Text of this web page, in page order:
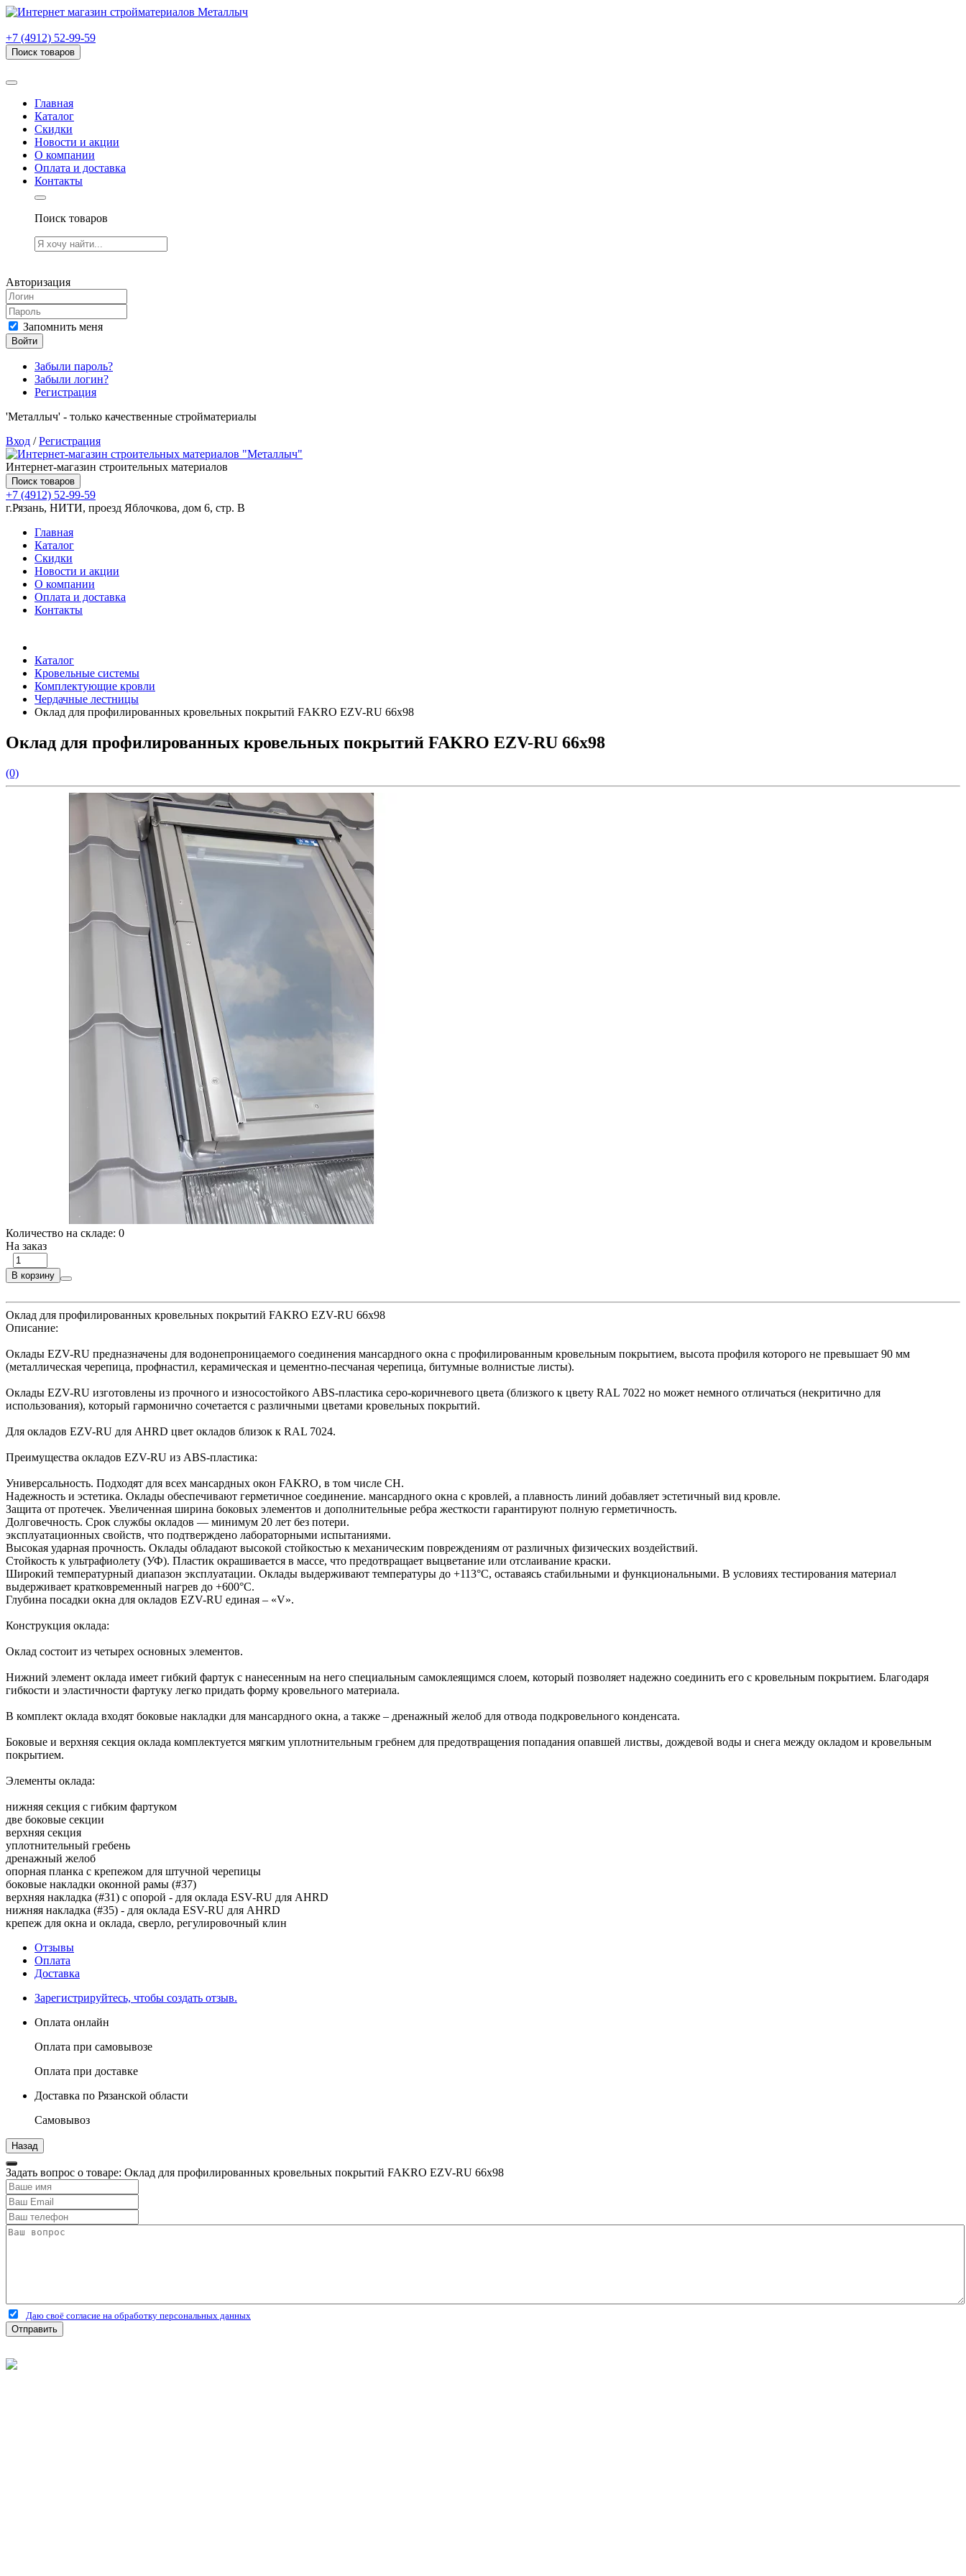
+7 (4912) 52-99-59
Поиск товаров
Главная
Каталог
Скидки
Новости и акции
О компании
Оплата и доставка
Контакты
Поиск товаров
Авторизация
Запомнить меня
Войти
Забыли пароль?
Забыли логин?
Регистрация
'Металлыч' - только качественные стройматериалы
Вход /Регистрация
Интернет-магазин строительных материалов
Поиск товаров
+7 (4912) 52-99-59
г.Рязань, НИТИ, проезд Яблочкова, дом 6, стр. В
Главная
Каталог
Скидки
Новости и акции
О компании
Оплата и доставка
Контакты
Каталог
Кровельные системы
Комплектующие кровли
Чердачные лестницы
Оклад для профилированных кровельных покрытий FAKRO EZV-RU 66х98
Оклад для профилированных кровельных покрытий FAKRO EZV-RU 66х98
(0)
Количество на складе: 0
На заказ
В корзину
Оклад для профилированных кровельных покрытий FAKRO EZV-RU 66х98
Описание:
Оклады EZV-RU предназначены для водонепроницаемого соединения мансардного окна с профилированным кровельным покрытием, высота профиля которого не превышает 90 мм
(металлическая черепица, профнастил, керамическая и цементно-песчаная черепица, битумные волнистые листы).
Оклады EZV-RU изготовлены из прочного и износостойкого ABS-пластика серо-коричневого цвета (близкого к цвету RAL 7022 но может немного отличаться (некритично для
использования), который гармонично сочетается с различными цветами кровельных покрытий.
Для окладов EZV-RU для AHRD цвет окладов близок к RAL 7024.
Преимущества окладов EZV-RU из ABS-пластика:
Универсальность. Подходят для всех мансардных окон FAKRO, в том числе CH.
Надежность и эстетика. Оклады обеспечивают герметичное соединение. мансардного окна с кровлей, а плавность линий добавляет эстетичный вид кровле.
Защита от протечек. Увеличенная ширина боковых элементов и дополнительные ребра жесткости гарантируют полную герметичность.
Долговечность. Срок службы окладов — минимум 20 лет без потери.
эксплуатационных свойств, что подтверждено лабораторными испытаниями.
Высокая ударная прочность. Оклады обладают высокой стойкостью к механическим повреждениям от различных физических воздействий.
Стойкость к ультрафиолету (УФ). Пластик окрашивается в массе, что предотвращает выцветание или отслаивание краски.
Широкий температурный диапазон эксплуатации. Оклады выдерживают температуры до +113°C, оставаясь стабильными и функциональными. В условиях тестирования материал
выдерживает кратковременный нагрев до +600°C.
Глубина посадки окна для окладов EZV-RU единая – «V».
Конструкция оклада:
Оклад состоит из четырех основных элементов.
Нижний элемент оклада имеет гибкий фартук с нанесенным на него специальным самоклеящимся слоем, который позволяет надежно соединить его с кровельным покрытием. Благодаря
гибкости и эластичности фартуку легко придать форму кровельного материала.
В комплект оклада входят боковые накладки для мансардного окна, а также – дренажный желоб для отвода подкровельного конденсата.
Боковые и верхняя секция оклада комплектуется мягким уплотнительным гребнем для предотвращения попадания опавшей листвы, дождевой воды и снега между окладом и кровельным
покрытием.
Элементы оклада:
нижняя секция с гибким фартуком
две боковые секции
верхняя секция
уплотнительный гребень
дренажный желоб
опорная планка с крепежом для штучной черепицы
боковые накладки оконной рамы (#37)
верхняя накладка (#31) с опорой - для оклада ESV-RU для AHRD
нижняя накладка (#35) - для оклада ESV-RU для AHRD
крепеж для окна и оклада, сверло, регулировочный клин
Отзывы
Оплата
Доставка
Зарегистрируйтесь, чтобы создать отзыв.
Оплата онлайн
Оплата при самовывозе
Оплата при доставке
Доставка по Рязанской области
Самовывоз
Задать вопрос о товаре: Оклад для профилированных кровельных покрытий FAKRO EZV-RU 66х98
Даю своё согласие на обработку персональных данных
Отправить